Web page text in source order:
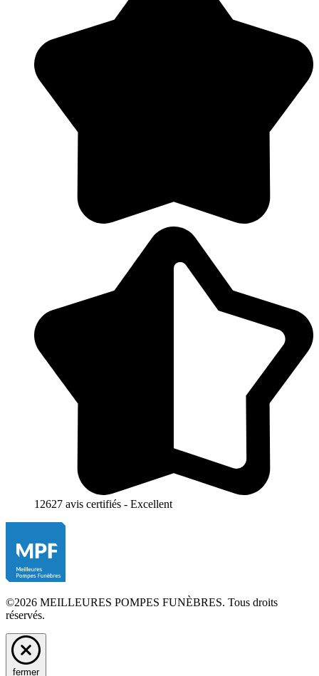
12627 avis certifiés - Excellent
©2026 MEILLEURES POMPES FUNÈBRES. Tous droits
réservés.
fermer